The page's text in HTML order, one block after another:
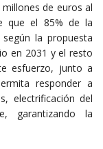
de euros al
que el 85% de la
la propuesta
en 2031 y el resto
esfuerzo, junto a
responder a
electrificación del
garantizando la